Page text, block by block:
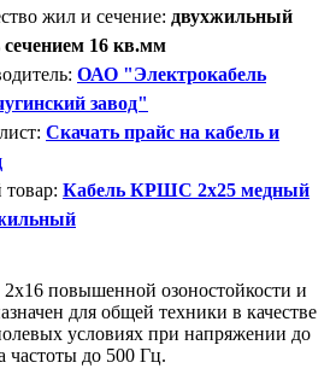
жил и сечение: двухжильный
сечением 16 кв.мм
ОАО "Электрокабель
завод"
Скачать прайс на кабель и
Кабель КРШС 2x25 медный
повышенной озоностойкости и
для общей техники в качестве
условиях при напряжении до
частоты до 500 Гц.